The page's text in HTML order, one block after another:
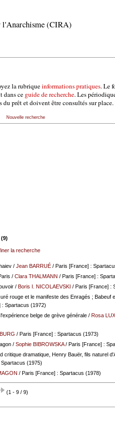
l'Anarchisme (CIRA)
la rubriqueinformations pratiques. Le
dans ce guide de recherche. Les
du prêt et doivent être consultés sur place.
Nouvelle recherche
(9)
la recherche
/ Jean BARRUÉ/ Paris [France] :
/ Clara THALMANN / Paris [France] :
/ Boris I. NICOLAEVSKI / Paris [France] :
rouge et le manifeste des Enragés ; Babeuf
Spartacus (1972)
belge de grève générale/ Rosa
/ Paris [France] : Spartacus (1973)
/ Sophie BIBROWSKA/ Paris [France] :
critique dramatique, Henry Bauër, fils naturel
(1975)
/ Paris [France] : Spartacus (1978)
(1 - 9 / 9)